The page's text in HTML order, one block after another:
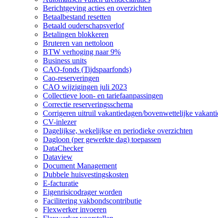
Berichtgeving acties en overzichten
Betaalbestand resetten
Betaald ouderschapsverlof
Betalingen blokkeren
Bruteren van nettoloon
BTW verhoging naar 9%
Business units
CAO-fonds (Tijdspaarfonds)
Cao-reserveringen
CAO wijzigingen juli 2023
Collectieve loon- en tariefaanpassingen
Correctie reserveringsschema
Corrigeren uitruil vakantiedagen/bovenwettelijke
CV-inlezer
Dagelijkse, wekelijkse en periodieke overzichten
Dagloon (per gewerkte dag) toepassen
DataChecker
Dataview
Document Management
Dubbele huisvestingskosten
E-facturatie
Eigenrisicodrager worden
Facilitering vakbondscontributie
Flexwerker invoeren